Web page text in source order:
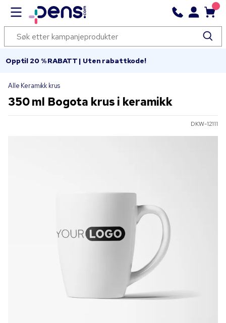
Opptil 20 % RABATT | Uten rabattkode!
Alle Keramikk krus
350 ml Bogota krus i keramikk
DKW-12111